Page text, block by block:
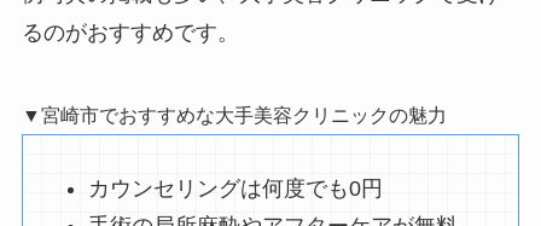
るのがおすすめです。
▼宮崎市でおすすめな大手美容クリニックの魅力
カウンセリングは何度でも0円